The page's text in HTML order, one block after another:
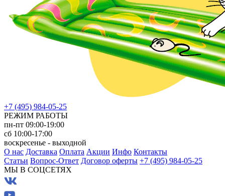
+7 (495) 984-05-25
РЕЖИМ РАБОТЫ
пн-пт 09:00-19:00
сб 10:00-17:00
воскресенье - выходной
О нас Доставка Оплата Акции Инфо Контакты
Статьи Вопрос-Ответ Договор оферты +7 (495) 984-05-25
МЫ В СОЦСЕТЯХ